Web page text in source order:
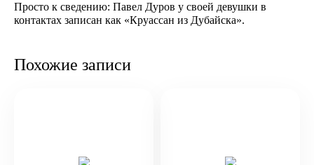
Просто к сведению: Павел Дуров у своей девушки в
контактах записан как «Круассан из Дубайска».
Похожие записи